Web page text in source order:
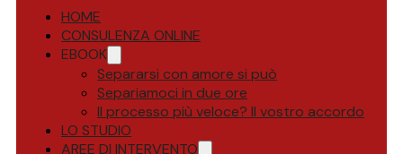
HOME
CONSULENZA ONLINE
EBOOK
Separarsi con amore si può
Separiamoci in due ore
Il processo più veloce? Il vostro accordo
LO STUDIO
AREE DI INTERVENTO